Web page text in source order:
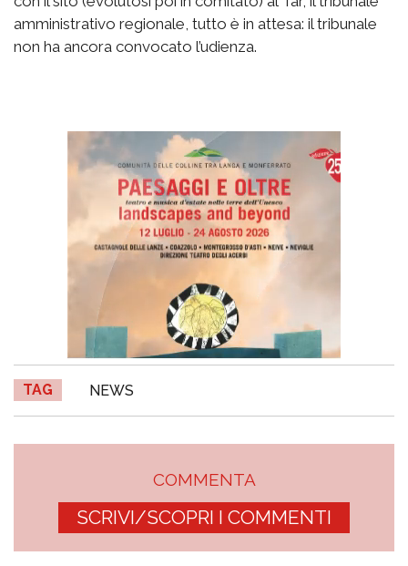
amministrativo regionale, tutto è in attesa: il tribunale
non ha ancora convocato l’udienza.
TAG NEWS
COMMENTA
SCRIVI/SCOPRI I COMMENTI